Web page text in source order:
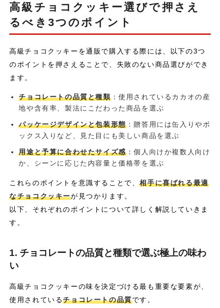
高級チョコクッキー選びで押さえ
るべき3つのポイント
高級チョコクッキーを通販で購入する際には、以下の3つ
のポイントを押さえることで、失敗のない商品選びができ
ます。
チョコレートの品質と種類：使用されているカカオの産
地や含有率、製法にこだわった商品を選ぶ
パッケージデザインと包装形態：贈答用には缶入りやボ
ックス入りなど、見た目にも美しい商品を選ぶ
用途と予算に合わせたサイズ感：個人向けか複数人向け
か、シーンに応じた内容量と価格帯を選ぶ
これらのポイントを意識することで、相手に喜ばれる最適
なチョコクッキーが見つかります。
以下、それぞれのポイントについて詳しく解説していきま
す。
1. チョコレートの品質と種類で選ぶ極上の味わ
い
高級チョコクッキーの味を決定づける最も重要な要素が、
使用されているチョコレートの品質です。